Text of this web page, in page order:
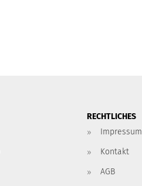
RECHTLICHES
Impressum
Kontakt
AGB